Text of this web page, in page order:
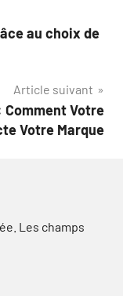
au choix de
Article suivant
Comment Votre
Votre Marque
Les champs